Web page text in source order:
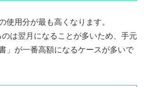
使用分が最も高くなります。
は翌月になることが多いため、手元
」が一番高額になるケースが多いで